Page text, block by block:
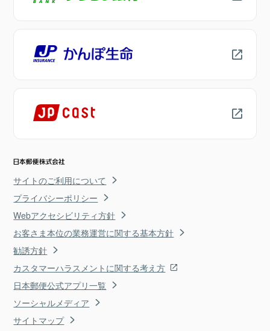
サイトのご利用について
プライバシーポリシー
Webアクセシビリティ方針
お客さま本位の業務運営に関する基本方針
勧誘方針
カスタマーハラスメントに関する考え方
日本郵便公式アプリ一覧
ソーシャルメディア
サイトマップ